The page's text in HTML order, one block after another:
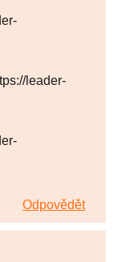
leader-
Odpovědět